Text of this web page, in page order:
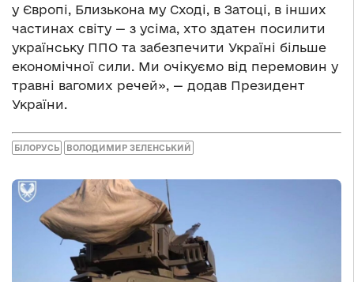
у Європі, Близькона му Сході, в Затоці, в інших
частинах світу — з усіма, хто здатен посилити
українську ППО та забезпечити Україні більше
економічної сили. Ми очікуємо від перемовин у
травні вагомих речей», — додав Президент
України.
БІЛОРУСЬ ВОЛОДИМИР ЗЕЛЕНСЬКИЙ